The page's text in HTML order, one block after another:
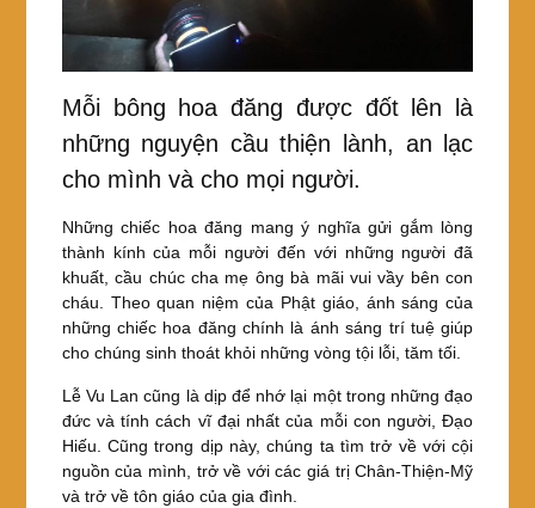
Mỗi bông hoa đăng được đốt lên là
những nguyện cầu thiện lành, an lạc
cho mình và cho mọi người.
Những chiếc hoa đăng mang ý nghĩa gửi gắm lòng
thành kính của mỗi người đến với những người đã
khuất, cầu chúc cha mẹ ông bà mãi vui vầy bên con
cháu. Theo quan niệm của Phật giáo, ánh sáng của
những chiếc hoa đăng chính là ánh sáng trí tuệ giúp
cho chúng sinh thoát khỏi những vòng tội lỗi, tăm tối.
Lễ Vu Lan cũng là dịp để nhớ lại một trong những đạo
đức và tính cách vĩ đại nhất của mỗi con người, Đạo
Hiếu. Cũng trong dịp này, chúng ta tìm trở về với cội
nguồn của mình, trở về với các giá trị Chân-Thiện-Mỹ
và trở về tôn giáo của gia đình.